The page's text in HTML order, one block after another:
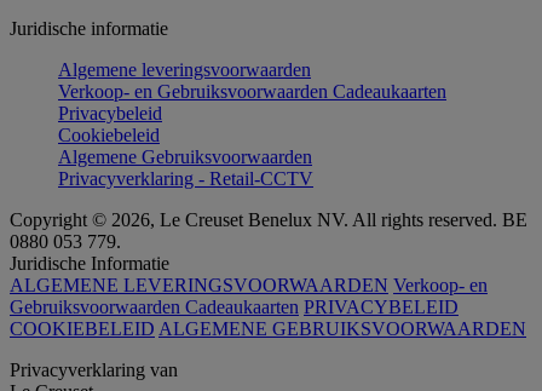
Juridische informatie
Algemene leveringsvoorwaarden
Verkoop- en Gebruiksvoorwaarden Cadeaukaarten
Privacybeleid
Cookiebeleid
Algemene Gebruiksvoorwaarden
Privacyverklaring - Retail-CCTV
Copyright © 2026, Le Creuset Benelux NV. All rights reserved. BE
0880 053 779.
Juridische Informatie
ALGEMENE LEVERINGSVOORWAARDEN Verkoop- en
Gebruiksvoorwaarden Cadeaukaarten PRIVACYBELEID
COOKIEBELEID ALGEMENE GEBRUIKSVOORWAARDEN
Privacyverklaring van